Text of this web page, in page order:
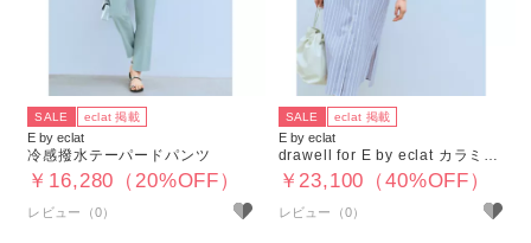
SALE eclat 掲載
E by eclat
冷感撥水テーパードパンツ
￥16,280（20%OFF）
SALE eclat 掲載
E by eclat
￥23,100（40%OFF）